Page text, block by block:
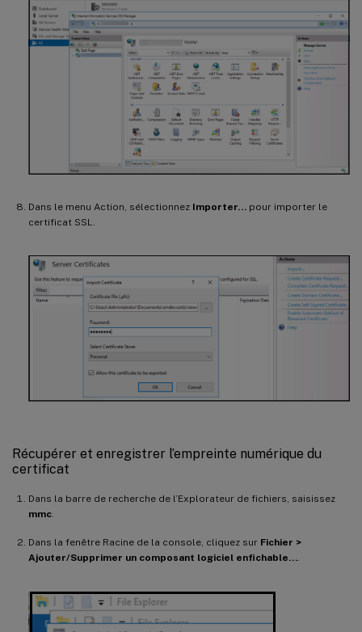
Dans le menu Action, sélectionnez Importer… pour importer le
certificat SSL.
Récupérer et enregistrer l’empreinte numérique du
certificat
Dans la barre de recherche de l’Explorateur de fichiers, saisissez
mmc
Dans la fenêtre Racine de la console, cliquez sur Fichier >
Ajouter/Supprimer un composant logiciel enfichable…